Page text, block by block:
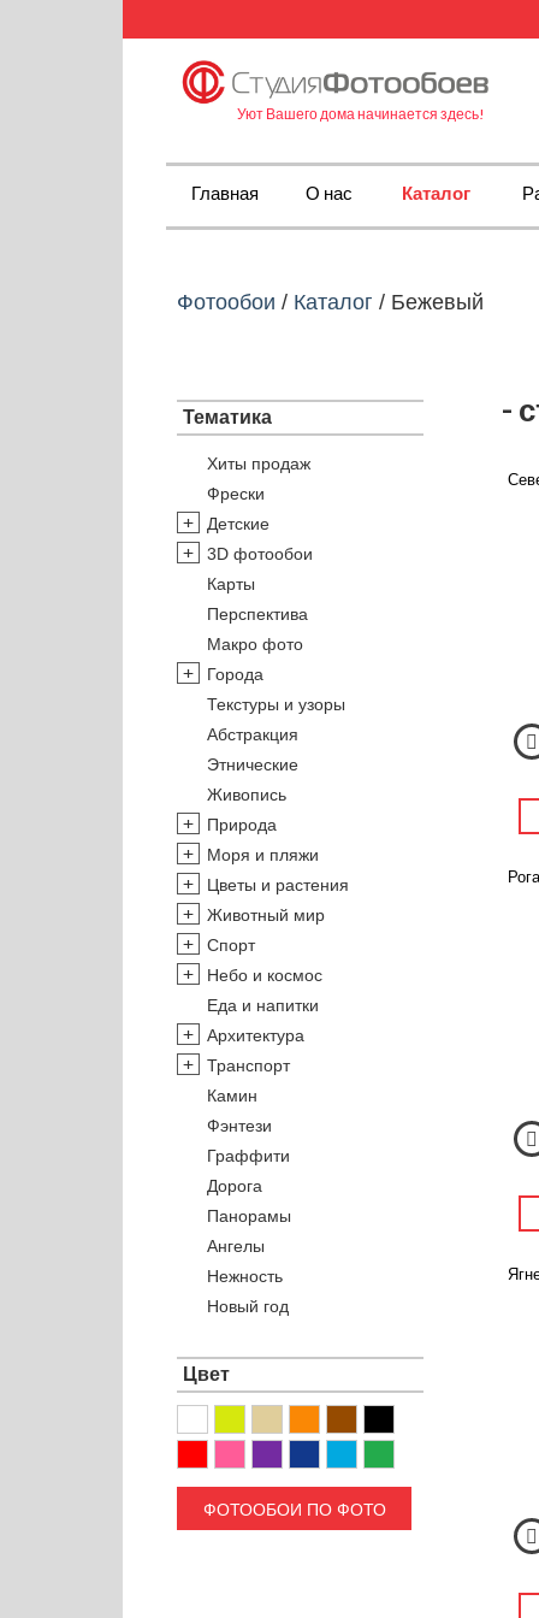
Уют Вашего дома начинается здесь!
Главная О нас Каталог
Фотообои / Каталог / Бежевый
Тематика
Хиты продаж
Фрески
Детские
3D фотообои
Карты
Перспектива
Макро фото
Города
Текстуры и узоры
Абстракция
Этнические
Живопись
Природа
Моря и пляжи
Цветы и растения
Животный мир
Спорт
Небо и космос
Еда и напитки
Архитектура
Транспорт
Камин
Фэнтези
Граффити
Дорога
Панорамы
Ангелы
Нежность
Новый год
Цвет
ФОТООБОИ ПО ФОТО
-